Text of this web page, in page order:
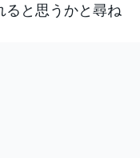
ると思うかと尋ね